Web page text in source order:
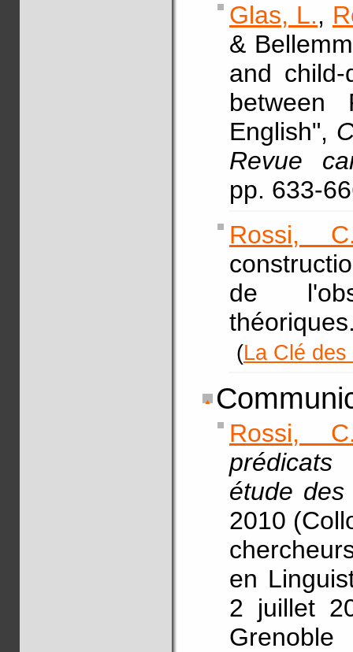
Glas, L.,
&
and
between
English",
Revue
pp. 633-
Rossi,
de
(La Clé
Rossi,
étude
2010
en
2 juillet
Grenoble